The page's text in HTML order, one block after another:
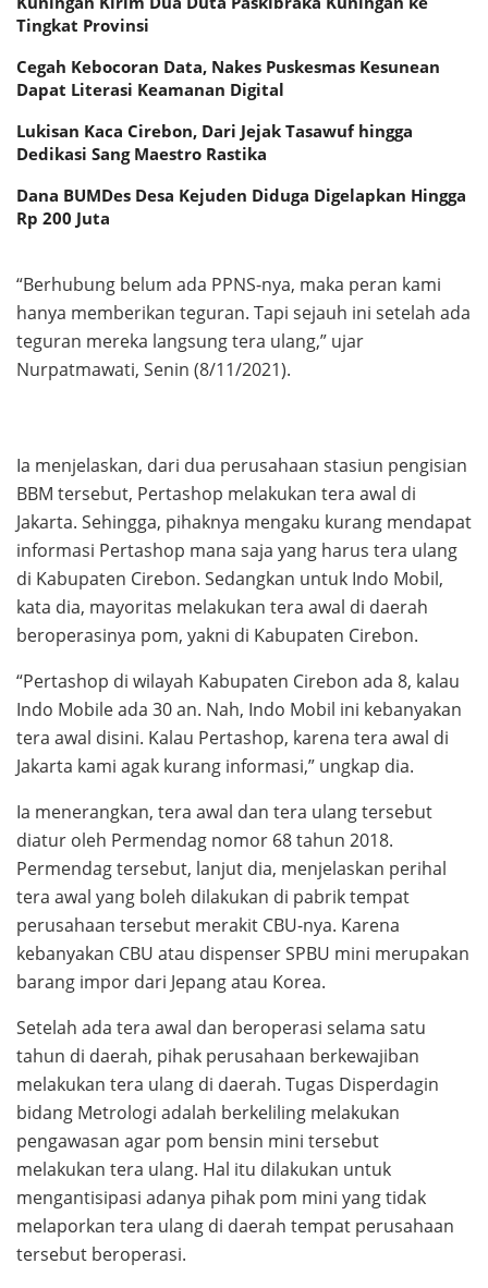
Tingkat Provinsi
Cegah Kebocoran Data, Nakes Puskesmas Kesunean
Dapat Literasi Keamanan Digital
Lukisan Kaca Cirebon, Dari Jejak Tasawuf hingga
Dedikasi Sang Maestro Rastika
Dana BUMDes Desa Kejuden Diduga Digelapkan Hingga
Rp 200 Juta
“Berhubung belum ada PPNS-nya, maka peran kami
hanya memberikan teguran. Tapi sejauh ini setelah ada
teguran mereka langsung tera ulang,” ujar
Nurpatmawati, Senin (8/11/2021).
Ia menjelaskan, dari dua perusahaan stasiun pengisian
BBM tersebut, Pertashop melakukan tera awal di
Jakarta. Sehingga, pihaknya mengaku kurang mendapat
informasi Pertashop mana saja yang harus tera ulang
di Kabupaten Cirebon. Sedangkan untuk Indo Mobil,
kata dia, mayoritas melakukan tera awal di daerah
beroperasinya pom, yakni di Kabupaten Cirebon.
“Pertashop di wilayah Kabupaten Cirebon ada 8, kalau
Indo Mobile ada 30 an. Nah, Indo Mobil ini kebanyakan
tera awal disini. Kalau Pertashop, karena tera awal di
Jakarta kami agak kurang informasi,” ungkap dia.
Ia menerangkan, tera awal dan tera ulang tersebut
diatur oleh Permendag nomor 68 tahun 2018.
Permendag tersebut, lanjut dia, menjelaskan perihal
tera awal yang boleh dilakukan di pabrik tempat
perusahaan tersebut merakit CBU-nya. Karena
kebanyakan CBU atau dispenser SPBU mini merupakan
barang impor dari Jepang atau Korea.
Setelah ada tera awal dan beroperasi selama satu
tahun di daerah, pihak perusahaan berkewajiban
melakukan tera ulang di daerah. Tugas Disperdagin
bidang Metrologi adalah berkeliling melakukan
pengawasan agar pom bensin mini tersebut
melakukan tera ulang. Hal itu dilakukan untuk
mengantisipasi adanya pihak pom mini yang tidak
melaporkan tera ulang di daerah tempat perusahaan
tersebut beroperasi.